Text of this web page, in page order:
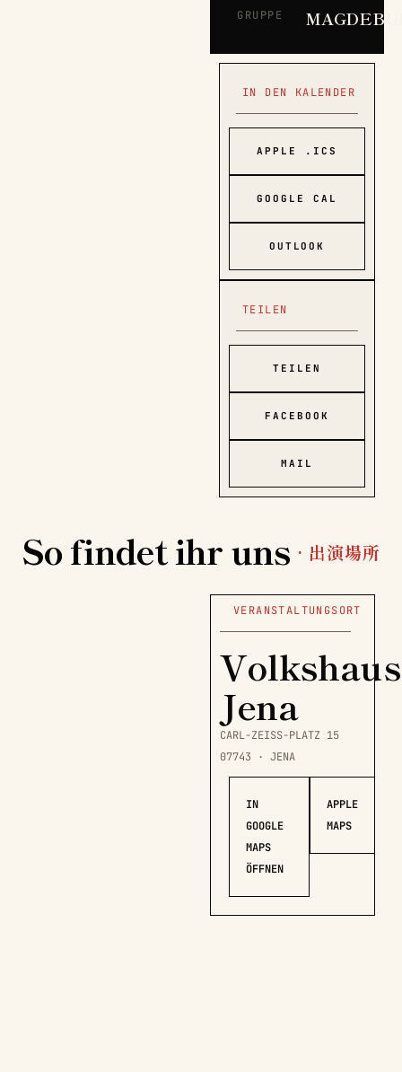
GRUPPE
IN DEN KALENDER
APPLE .ICS
GOOGLE CAL
OUTLOOK
TEILEN
TEILEN
FACEBOOK
MAIL
So findet ihr uns · 出演場所
VERANSTALTUNGSORT
Volkshaus
Jena
CARL-ZEISS-PLATZ 15
07743 · JENA
IN
GOOGLE
MAPS
ÖFFNEN
APPLE
MAPS